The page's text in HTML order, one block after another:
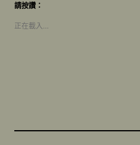
請按讚：
正在載入…